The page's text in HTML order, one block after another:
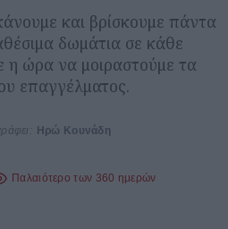
και βρίσκουμε πάντα
δωμάτια σε κάθε
η ώρα να μοιραστούμε τα
επαγγέλματος.
Ηρώ Κουνάδη
Παλαιότερο των 360 ημερών